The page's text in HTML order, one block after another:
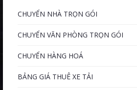
CHUYỂN NHÀ TRỌN GÓI
CHUYỂN VĂN PHÒNG TRỌN GÓI
CHUYỂN HÀNG HOÁ
BẢNG GIÁ THUÊ XE TẢI